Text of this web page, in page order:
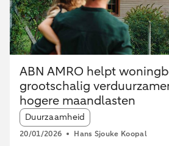
ABN AMRO helpt
grootschalig
hogere maandlasten
Article tags:
Duurzaamheid
20/01/2026 Hans Sjouke Koopal